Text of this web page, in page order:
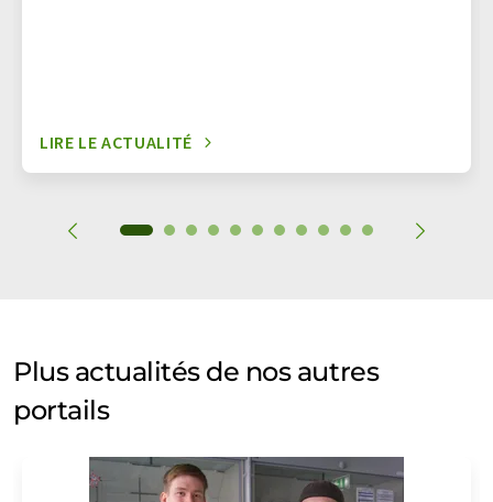
LIRE LE ACTUALITÉ
Plus actualités de nos autres
portails